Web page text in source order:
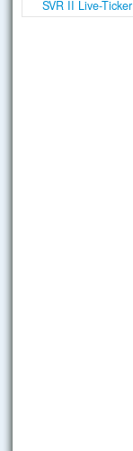
SVR II Live-Ticker